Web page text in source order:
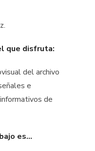
que disfruta:
del archivo
e
de
es…